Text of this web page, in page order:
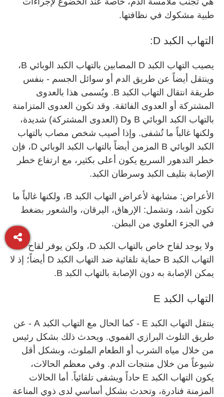
طبية مشكوك في نظافتها.
التهاب الكبد D:
يصيب التهاب الكبد D المصابين بالتهاب الكبد الوبائي B،
وينتقل أيضاً عن طريق الدم أو سوائل الجسم - بنفس
طريقة انتقال التهاب الكبد B. ويُسمى هذا بالعدوى
المشتركة أو العدوى الفائقة. وقد تكون العدوى المتزامنة
بالتهاب الكبد الوبائي B وD (العدوى المشتركة) شديدة،
ولكنها غالباً ما تُشفى. وإذا أصيب شخص مصاب بالتهاب
الكبد الوبائي B المزمن أيضاً بالتهاب الكبد الوبائي D، فإن
خطر التدهور السريع يكون أعلى بكثير، مع ارتفاع خطر
الإصابة بتليف الكبد وسرطان الكبد.
الأعراض: مشابهة لأعراض التهاب الكبد B، ولكنها غالباً ما
تكون أشد، وتشمل: الإرهاق، اليرقان، والشعور بضغط
في الجزء العلوي من البطن.
ولا يوجد لقاح خاص بالتهاب الكبد D، ولكن يوفر لقاح
التهاب الكبد B حماية تلقائية ضد التهاب الكبد D أيضاً؛ إذ لا
يمكن الإصابة به دون الإصابة بالتهاب الكبد B.
التهاب الكبد E
ينتقل التهاب الكبد E - كما الحال مع التهاب الكبد A - عن
طريق التلوث البرازي الفموي. ويحدث ذلك بشكل رئيس
من خلال مياه الشرب أو الطعام الملوث، وبشكل أقل
شيوعاً من خلال منتجات الدم. وفي معظم الحالات،
يكون التهاب الكبد E حاداً ويشفى تلقائياً. أما الحالات
المزمنة فنادرة، وتحدث بشكل أساسي لدى ذوي المناعة